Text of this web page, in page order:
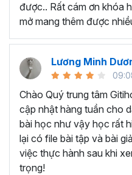
EXG02 - Thủ thuật
để kết nối cho Gitiho qua
tư vấn chi tiết nhé.
Nội dung bài
học thủ thuật
Gitiho?
Khóa học Thủ thuật Excel
phòng hàng tuần, bạn có
dung mới nhất về tin học
được.. Rất cám ơn khóa
mở mang thêm được
Lương Minh
Chào Quý trung tâm
cập nhật hàng tuần cho
bài học như vậy học rất
lại có file bài tập và bài
việc thực hành sau khi
trọng!